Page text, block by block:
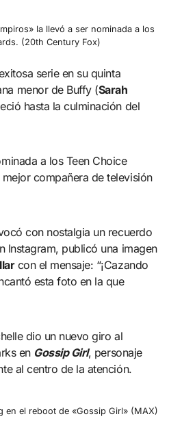
la llevó a ser nominada a los
(20th Century Fox)
serie en su quinta
menor de Buffy (Sarah
hasta la culminación del
a los Teen Choice
compañera de televisión
con nostalgia un recuerdo
Instagram, publicó una imagen
con el mensaje: “¡Cazando
esta foto en la que
dio un nuevo giro al
en Gossip Girl, personaje
al centro de la atención.
en el reboot de «Gossip Girl» (MAX)